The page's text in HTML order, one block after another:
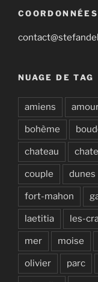
COORDONNÉES
NUAGE DE TAG
amiens
bohème
chateau
couple dunes
fort-mahon
laetitia les-
mer moise
olivier parc